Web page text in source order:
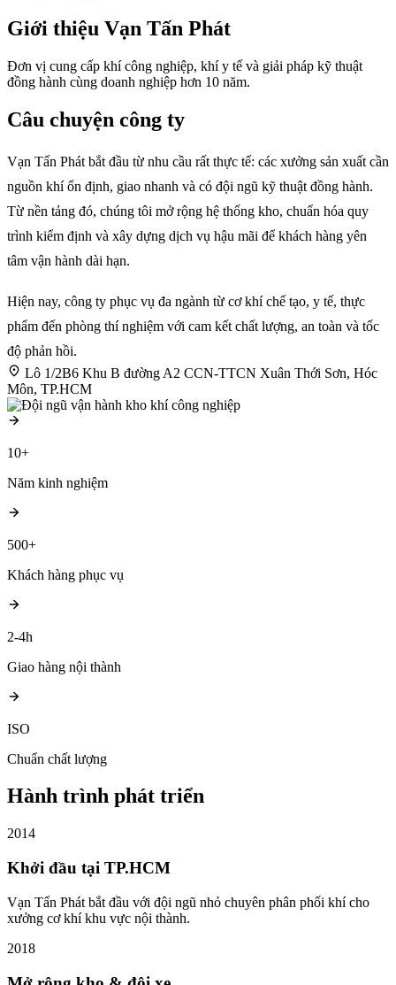
Giới thiệu Vạn Tấn Phát
Đơn vị cung cấp khí công nghiệp, khí y tế và giải pháp kỹ thuật
đồng hành cùng doanh nghiệp hơn 10 năm.
Câu chuyện công ty
Vạn Tấn Phát bắt đầu từ nhu cầu rất thực tế: các xưởng sản xuất cần
nguồn khí ổn định, giao nhanh và có đội ngũ kỹ thuật đồng hành.
Từ nền tảng đó, chúng tôi mở rộng hệ thống kho, chuẩn hóa quy
trình kiểm định và xây dựng dịch vụ hậu mãi để khách hàng yên
tâm vận hành dài hạn.
Hiện nay, công ty phục vụ đa ngành từ cơ khí chế tạo, y tế, thực
phẩm đến phòng thí nghiệm với cam kết chất lượng, an toàn và tốc
độ phản hồi.
Lô 1/2B6 Khu B đường A2 CCN-TTCN Xuân Thới Sơn, Hóc
Môn, TP.HCM
10+
Năm kinh nghiệm
500+
Khách hàng phục vụ
2-4h
Giao hàng nội thành
ISO
Chuẩn chất lượng
Hành trình phát triển
2014
Khởi đầu tại TP.HCM
Vạn Tấn Phát bắt đầu với đội ngũ nhỏ chuyên phân phối khí cho
xưởng cơ khí khu vực nội thành.
2018